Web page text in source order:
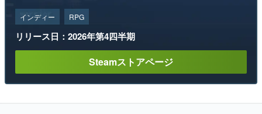
インディー RPG
リリース日：2026年第4四半期
Steamストアページ